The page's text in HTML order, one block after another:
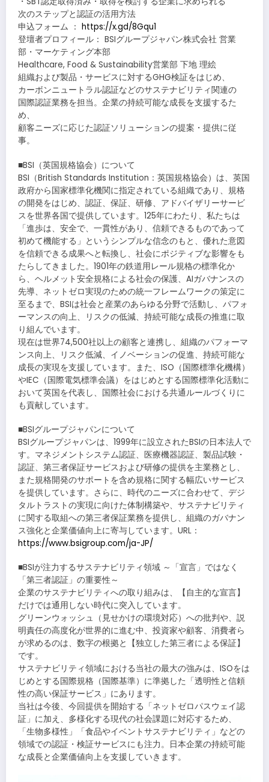
次のステップと認証の活用方法
申込フォーム ： https://x.gd/8Gqu1
登壇者プロフィール： BSIグループジャパン株式会社 営業
部・マーケティング本部
Healthcare, Food & Sustainability営業部 下地 理絵
組織および製品・サービスに対するGHG検証をはじめ、
カーボンニュートラル認証などのサステナビリティ関連の
国際認証業務を担当。企業の持続可能な成長を支援するた
め、
顧客ニーズに応じた認証ソリューションの提案・提供に従
事。
■BSI（英国規格協会）について
BSI（British Standards Institution：英国規格協会）は、英国
政府から国家標準化機関に指定されている組織であり、規格
の開発をはじめ、認証、保証、研修、アドバイザリーサービ
スを世界各国で提供しています。125年にわたり、私たちは
「進歩は、安全で、一貫性があり、信頼できるものであって
初めて機能する」というシンプルな信念のもと、優れた意図
を信頼できる成果へと転換し、社会にポジティブな影響をも
たらしてきました。1901年の鉄道用レール規格の標準化か
ら、ヘルメット安全規格による社会の保護、AIガバナンスの
先導、ネットゼロ実現のための統一フレームワークの策定に
至るまで、BSIは社会と産業のあらゆる分野で活動し、パフォ
ーマンスの向上、リスクの低減、持続可能な成長の推進に取
り組んでいます。
現在は世界74,500社以上の顧客と連携し、組織のパフォーマ
ンス向上、リスク低減、イノベーションの促進、持続可能な
成長の実現を支援しています。また、ISO（国際標準化機構）
やIEC（国際電気標準会議）をはじめとする国際標準化活動に
おいて英国を代表し、国際社会における共通ルールづくりに
も貢献しています。
■BSIグループジャパンについて
BSIグループジャパンは、1999年に設立されたBSIの日本法人で
す。マネジメントシステム認証、医療機器認証、製品試験・
認証、第三者保証サービスおよび研修の提供を主業務とし、
また規格開発のサポートを含め規格に関する幅広いサービス
を提供しています。さらに、時代のニーズに合わせて、デジ
タルトラストの実現に向けた体制構築や、サステナビリティ
に関する取組への第三者保証業務を提供し、組織のガバナン
ス強化と企業価値向上に寄与しています。URL：
https://www.bsigroup.com/ja-JP/
■BSIが注力するサステナビリティ領域 ～「宣言」ではなく
「第三者認証」の重要性～
企業のサステナビリティへの取り組みは、【自主的な宣言】
だけでは通用しない時代に突入しています。
グリーンウォッシュ（見せかけの環境対応）への批判や、説
明責任の高度化が世界的に進む中、投資家や顧客、消費者ら
が求めるのは、数字の根拠と【独立した第三者による保証】
です。
サステナビリティ領域における当社の最大の強みは、ISOをは
じめとする国際規格（国際基準）に準拠した「透明性と信頼
性の高い保証サービス」にあります。
当社は今後、今回提供を開始する「ネットゼロパスウェイ認
証」に加え、多様化する現代の社会課題に対応するため、
「生物多様性」「食品やイベントサステナビリティ」などの
領域での認証・検証サービスにも注力。日本企業の持続可能
な成長と企業価値向上を支援していきます。